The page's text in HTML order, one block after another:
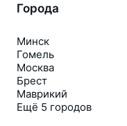
Города
Минск
Гомель
Москва
Брест
Маврикий
Ещё 5 городов